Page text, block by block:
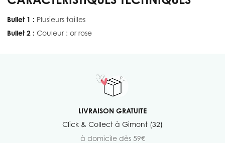
Bullet 1 : Plusieurs tailles
Bullet 2 : Couleur : or rose
LIVRAISON GRATUITE
Click & Collect à Gimont (32)
à domicile dès 59€